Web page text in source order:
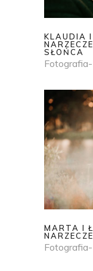
KLAUDIA I
SŁOŃCA
MARTA I